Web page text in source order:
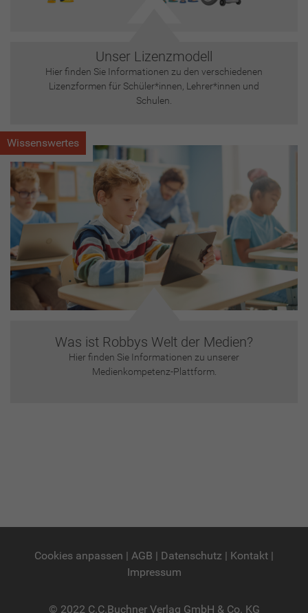
Unser Lizenzmodell
Hier finden Sie Informationen zu den verschiedenen
Lizenzformen für Schüler*innen, Lehrer*innen und
Schulen.
Wissenswertes
Was ist Robbys Welt der Medien?
Hier finden Sie Informationen zu unserer
Medienkompetenz-Plattform.
Cookies anpassen | AGB | Datenschutz | Kontakt |
Impressum
© 2022 C.C.Buchner Verlag GmbH & Co. KG